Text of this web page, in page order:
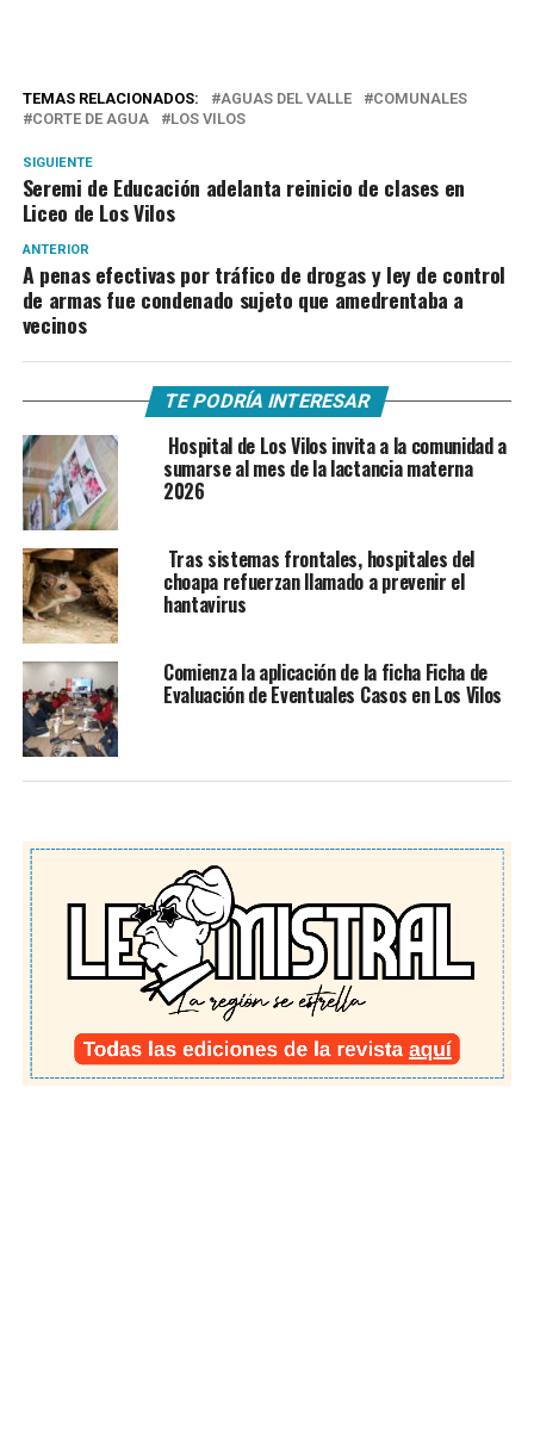
TEMAS RELACIONADOS: AGUAS DEL VALLE
COMUNALES
CORTE DE AGUA
LOS VILOS
SIGUIENTE
Seremi de Educación adelanta reinicio de clases en
Liceo de Los Vilos
ANTERIOR
A penas efectivas por tráfico de drogas y ley de control
de armas fue condenado sujeto que amedrentaba a
vecinos
TE PODRÍA INTERESAR
Hospital de Los Vilos invita a la comunidad a
sumarse al mes de la lactancia materna
2026
Tras sistemas frontales, hospitales del
choapa refuerzan llamado a prevenir el
hantavirus
Comienza la aplicación de la ficha Ficha de
Evaluación de Eventuales Casos en Los Vilos